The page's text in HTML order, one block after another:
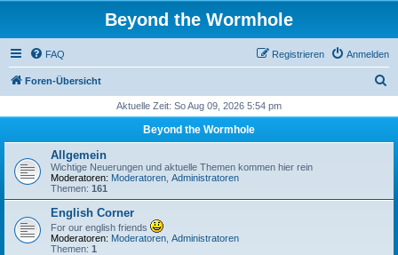
Beyond the Wormhole
FAQ Anmelden
Registrieren
Foren-Übersicht
h
Aktuelle Zeit: So Aug 09, 2026 5:54 pm
Beyond the Wormhole
Allgemein
Wichtige Neuerungen und aktuelle Themen kommen hier rein
Moderatoren: Moderatoren Administratoren
Themen: 161
English Corner
For our english friends
Moderatoren: Moderatoren Administratoren
Themen: 1